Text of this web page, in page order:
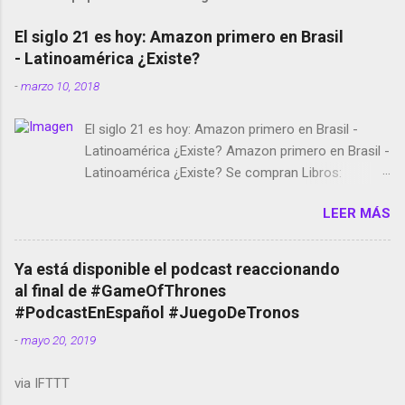
El siglo 21 es hoy: Amazon primero en Brasil
- Latinoamérica ¿Existe?
-marzo 10, 2018
El siglo 21 es hoy: Amazon primero en Brasil -
Latinoamérica ¿Existe? Amazon primero en Brasil -
Latinoamérica ¿Existe? Se compran Libros:
temporada de Black Mirror Twitter deja de verificar
cuentas Responden los fotógrafos Brian May y el
copyright en Instagram Música y vídeo selfies en la
red social Riddley Scott saca a Kevin Spacey de su
película Francisco regaña a los que usan el
smartphone en sus misas La serie de la Tierra
Media GoBee - StartUp de bicicletas de alquiler
LEER MÁS
Ya está disponible el podcast reaccionando
al final de #GameOfThrones
#PodcastEnEspañol #JuegoDeTronos
-mayo 20, 2019
via IFTTT